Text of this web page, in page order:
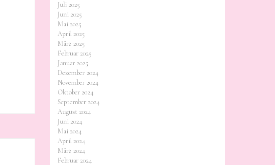
Juli 2025
Juni 2025
Mai 2025
April 2025
März 2025
Februar 2025
Januar 2025
Dezember 2024
November 2024
Oktober 2024
September 2024
August 2024
Juni 2024
Mai 2024
April 2024
März 2024
Februar 2024